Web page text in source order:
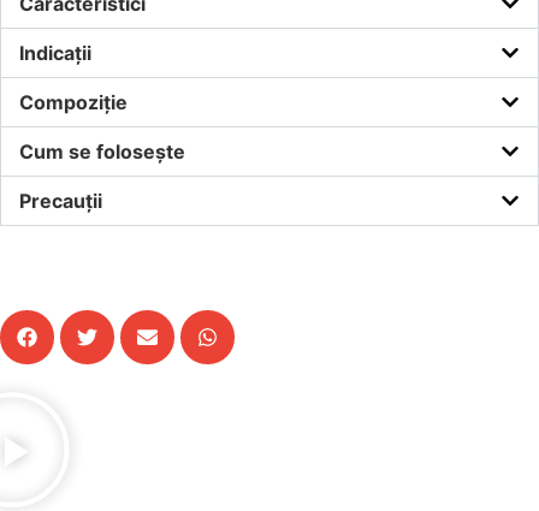
Indicații
Compoziție
Cum se folosește
Precauții